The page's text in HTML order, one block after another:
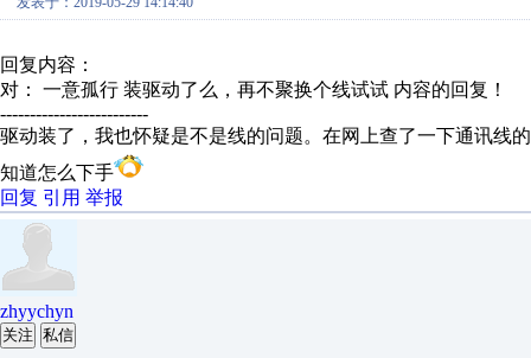
回复内容：
对： 一意孤行 装驱动了么，再不聚换个线试试 内容的回复！
-------------------------
驱动装了，我也怀疑是不是线的问题。在网上查了一下通讯线
知道怎么下手
回复 引用 举报
zhyychyn
关注 私信